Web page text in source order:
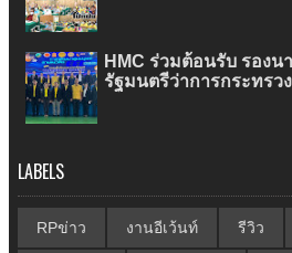
HMC ร่วมต้อนรับ รองน
รัฐมนตรีว่าการกระทร
LABELS
RPข่าว งานอีเว้นท์ รีวิว